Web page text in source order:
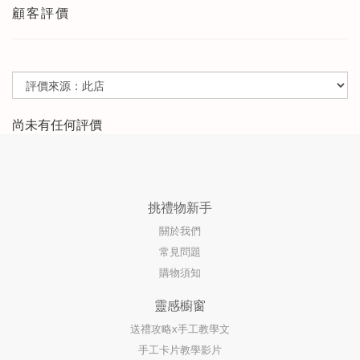
顧客評價
尚未有任何評價
挑禮物新手
關於我們
常見問題
購物須知
靈感櫥窗
送禮攻略x手工教學文
手工卡片教學影片